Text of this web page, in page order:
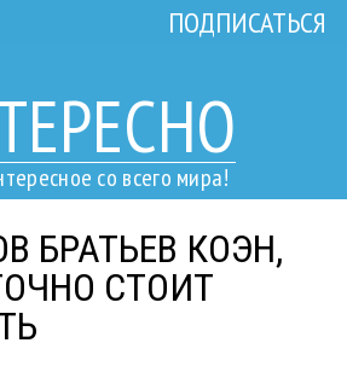
со всего мира!
ПОДПИСАТЬСЯ
БРАТЬЕВ КОЭН,
СТОИТ